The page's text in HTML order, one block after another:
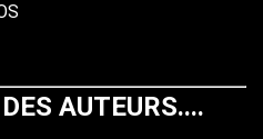
AUTEURS....